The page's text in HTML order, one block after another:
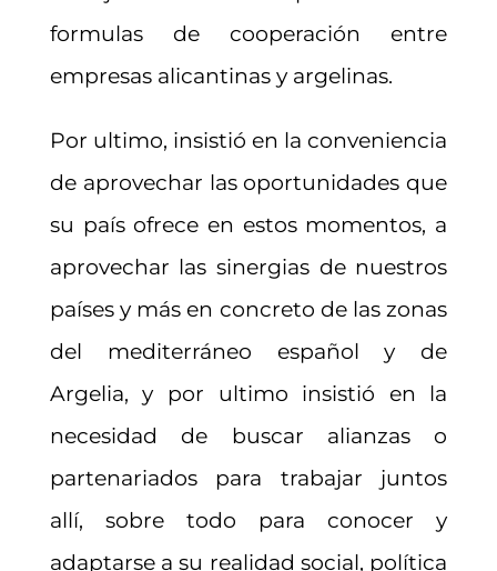
formulas de cooperación entre
empresas alicantinas y argelinas.
Por ultimo, insistió en la conveniencia
de aprovechar las oportunidades que
su país ofrece en estos momentos, a
aprovechar las sinergias de nuestros
países y más en concreto de las zonas
del mediterráneo español y de
Argelia, y por ultimo insistió en la
necesidad de buscar alianzas o
partenariados para trabajar juntos
allí, sobre todo para conocer y
adaptarse a su realidad social, política